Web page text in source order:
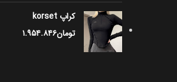
کراپ korset
تومان۱.۹۵۴.۸۴۶